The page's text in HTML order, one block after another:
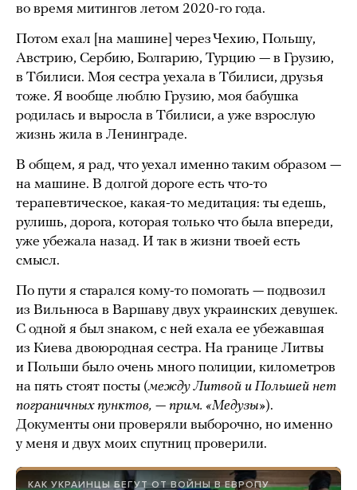
во время митингов летом 2020-го года.
Потом ехал [на машине] через Чехию, Польшу,
Австрию, Сербию, Болгарию, Турцию — в Грузию,
в Тбилиси. Моя сестра уехала в Тбилиси, друзья
тоже. Я вообще люблю Грузию, моя бабушка
родилась и выросла в Тбилиси, а уже взрослую
жизнь жила в Ленинграде.
В общем, я рад, что уехал именно таким образом —
на машине. В долгой дороге есть что-то
терапевтическое, какая-то медитация: ты едешь,
рулишь, дорога, которая только что была впереди,
уже убежала назад. И так в жизни твоей есть
смысл.
По пути я старался кому-то помогать — подвозил
из Вильнюса в Варшаву двух украинских девушек.
С одной я был знаком, с ней ехала ее убежавшая
из Киева двоюродная сестра. На границе Литвы
и Польши было очень много полиции, километров
на пять стоят посты (между Литвой и Польшей нет
пограничных пунктов, — прим. «Медузы»).
Документы они проверяли выборочно, но именно
у меня и двух моих спутниц проверили.
КАК УКРАИНЦЫ БЕГУТ ОТ ВОЙНЫ В ЕВРОПУ